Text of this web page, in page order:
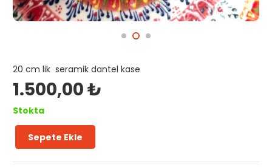
20 cm lik seramik dantel kase
1.500,00₺
Stokta
SalataSepete Ekle